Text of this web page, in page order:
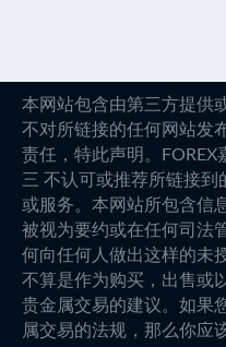
本网站包含由第三方提供
不对所链接的任何网站发
责任，特此声明。
三 不认可或推荐所链接
或服务。本网站所包含信
被视为要约或在任何司法
何向任何人做出这样的未
不算是作为购买，出售或
贵金属交易的建议。如果
属交易的法规，那么你应